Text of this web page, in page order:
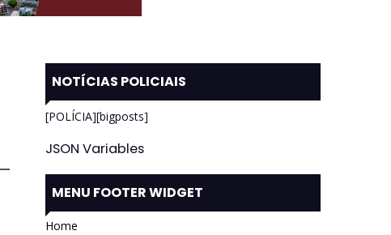
NOTÍCIAS POLICIAIS
[POLÍCIA][bigposts]
JSON Variables
MENU FOOTER WIDGET
Home